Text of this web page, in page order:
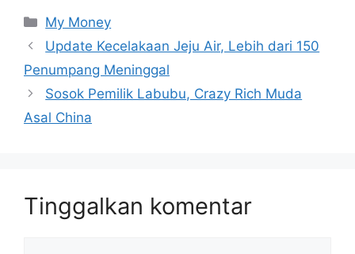
Kategori
My Money
Update Kecelakaan Jeju Air, Lebih dari 150
Penumpang Meninggal
Sosok Pemilik Labubu, Crazy Rich Muda
Asal China
Tinggalkan komentar